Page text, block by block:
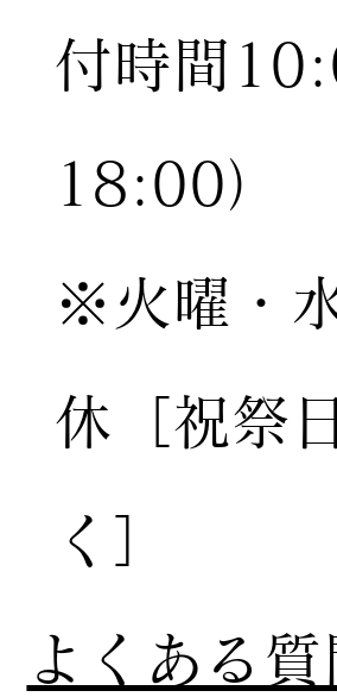
付時間
18:00）
※火曜・
休［祝祭
く］
よくある質